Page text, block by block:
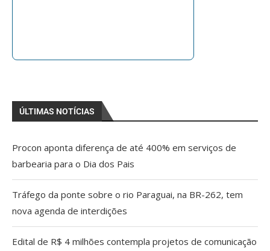
ÚLTIMAS NOTÍCIAS
Procon aponta diferença de até 400% em serviços de
barbearia para o Dia dos Pais
Tráfego da ponte sobre o rio Paraguai, na BR-262, tem
nova agenda de interdições
Edital de R$ 4 milhões contempla projetos de comunicação